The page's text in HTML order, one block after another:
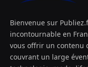
Bienvenue sur
incontournable en
vous offrir un contenu
couvrant un large